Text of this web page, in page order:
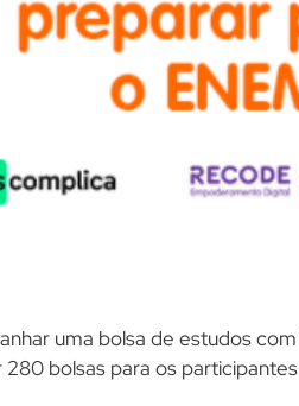
uma bolsa de estudos
bolsas para os